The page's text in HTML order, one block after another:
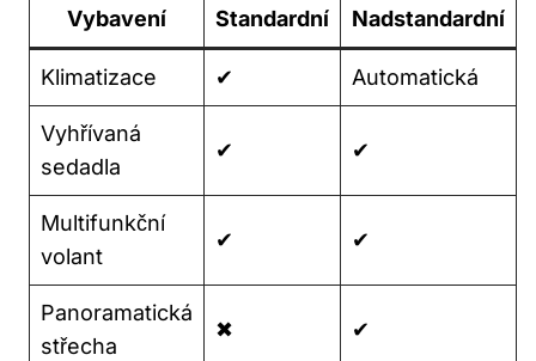
Vybavení Standardní Nadstandardní
Klimatizace ✔ Automatická
Vyhřívaná
sedadla
✔ ✔
Multifunkční
volant
✔ ✔
Panoramatická
střecha
✖ ✔